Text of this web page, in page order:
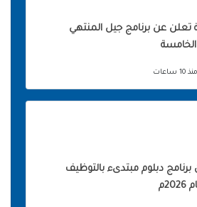
تعلن عن برنامج جيل المنتهي
منذ 10 ساعات
برنامج دبلوم مبتدىء بالتوظيف